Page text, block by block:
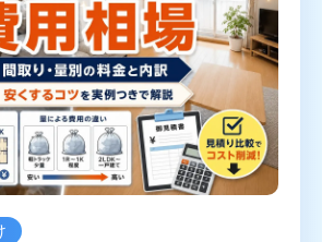
汚部屋掃除
生前整理・遺品整理
買取